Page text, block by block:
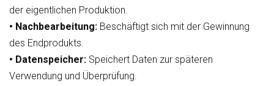
der eigentlichen Produktion.
• Nachbearbeitung: Beschäftigt sich mit der Gewinnung
des Endprodukts.
• Datenspeicher: Speichert Daten zur späteren
Verwendung und Überprüfung.